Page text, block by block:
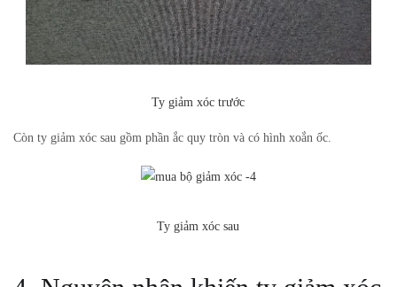
Ty giảm xóc trước
Còn ty giảm xóc sau gồm phần ắc quy tròn và có hình xoắn ốc.
Ty giảm xóc sau